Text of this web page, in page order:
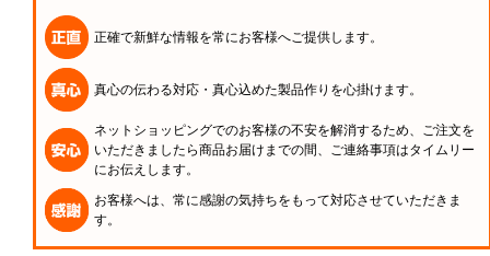
正確で新鮮な情報を常にお客様へご提供します。
真心の伝わる対応・真心込めた製品作りを心掛けます。
ネットショッピングでのお客様の不安を解消するため、ご注文を
いただきましたら商品お届けまでの間、ご連絡事項はタイムリー
にお伝えします。
お客様へは、常に感謝の気持ちをもって対応させていただきま
す。